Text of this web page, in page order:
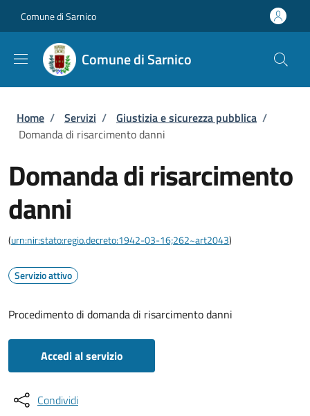
Comune di Sarnico
Comune di Sarnico
Briciole di pane
Home / Servizi / Giustizia e sicurezza pubblica /
Domanda di risarcimento danni
Domanda di risarcimento
danni
(urn:nir:stato:regio.decreto:1942-03-16;262~art2043)
Servizio attivo
Procedimento di domanda di risarcimento danni
Accedi al servizio
Condividi